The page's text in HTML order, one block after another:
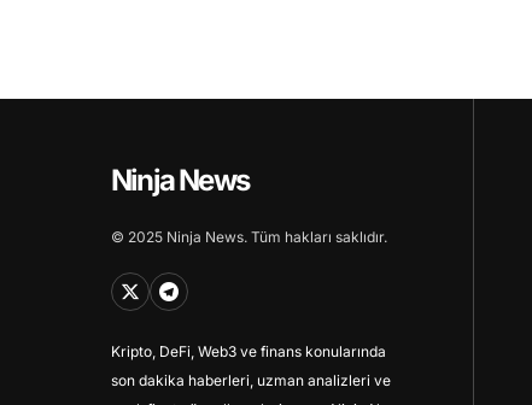
Ninja News
© 2025 Ninja News. Tüm hakları saklıdır.
Kripto, DeFi, Web3 ve finans konularında
son dakika haberleri, uzman analizleri ve